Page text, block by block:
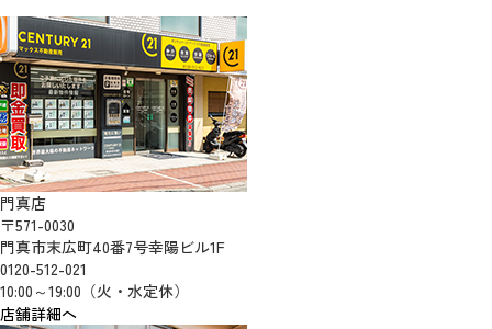
門真店
〒571-0030
門真市末広町40番7号幸陽ビル1F
0120-512-021
10:00～19:00（火・水定休）
店舗詳細へ